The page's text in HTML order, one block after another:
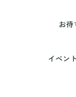
お待
イベン